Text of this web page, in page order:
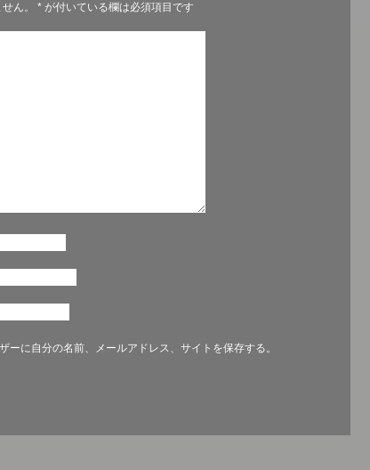
ん。 * が付いている欄は必須項目です
ーに自分の名前、メールアドレス、サイトを保存する。